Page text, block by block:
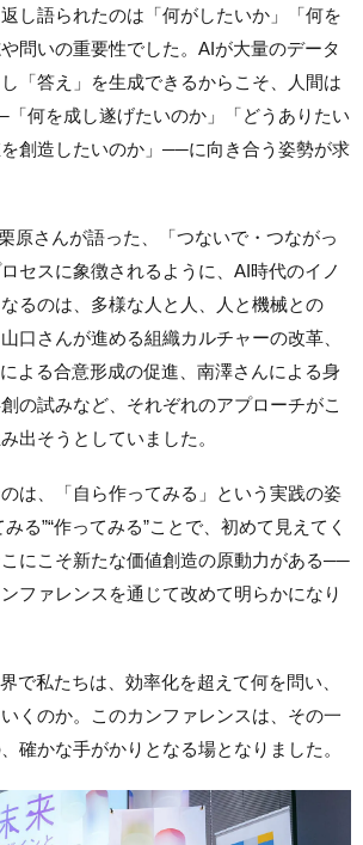
し語られたのは「何がしたいか」「何を
問いの重要性でした。AIが大量のデータ
「答え」を生成できるからこそ、人間は
何を成し遂げたいのか」「どうありたい
創造したいのか」──に向き合う姿勢が求
原さんが語った、「つないで・つながっ
セスに象徴されるように、AI時代のイノ
るのは、多様な人と人、人と機械との
口さんが進める組織カルチャーの改革、
よる合意形成の促進、南澤さんによる身
の試みなど、それぞれのアプローチがこ
出そうとしていました。
は、「自ら作ってみる」という実践の姿
る”“作ってみる”ことで、初めて見えてく
にこそ新たな価値創造の原動力がある──
ファレンスを通じて改めて明らかになり
で私たちは、効率化を超えて何を問い、
くのか。このカンファレンスは、その一
確かな手がかりとなる場となりました。